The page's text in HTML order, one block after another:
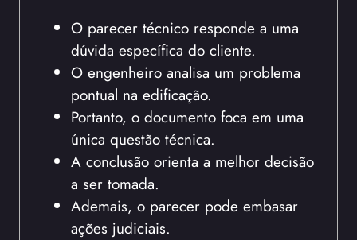
O parecer técnico responde a uma
dúvida específica do cliente.
O engenheiro analisa um problema
pontual na edificação.
Portanto, o documento foca em uma
única questão técnica.
A conclusão orienta a melhor decisão
a ser tomada.
Ademais, o parecer pode embasar
ações judiciais.